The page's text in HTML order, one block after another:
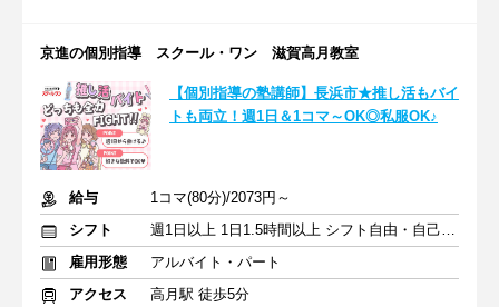
京進の個別指導 スクール・ワン 滋賀高月教室
【個別指導の塾講師】長浜市★推し活もバイ
トも両立！週1日＆1コマ～OK◎私服OK♪
給与
1コマ(80分)/2073円～
シフト
週1日以上 1日1.5時間以上 シフト自由・自己申告
雇用形態
アルバイト・パート
アクセス
高月駅 徒歩5分